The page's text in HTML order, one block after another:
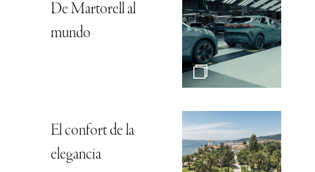
De Martorell al
mundo
El confort de la
elegancia